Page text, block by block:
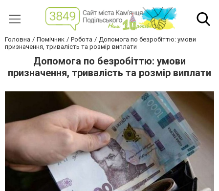
Головна Помічник Робота
Допомога по безробіттю: умови
призначення, тривалість та розмір виплати
Допомога по безробіттю: умови
призначення, тривалість та розмір виплати